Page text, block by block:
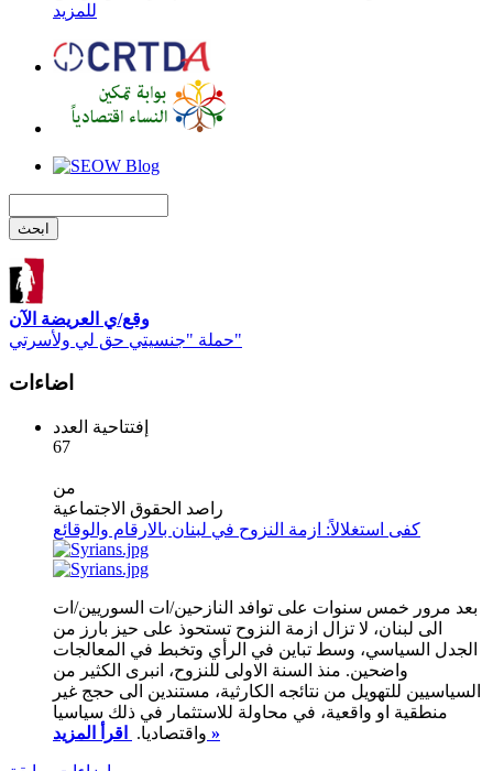
للمزيد
وقع/ي العريضة الآن
حملة "جنسيتي حق لي ولأسرتي"
اضاءات
إفتتاحية العدد
67
من
راصد الحقوق الاجتماعية
كفى استغلالاً: ازمة النزوح في لبنان بالارقام والوقائع
بعد مرور خمس سنوات على توافد النازحين/ات السوريين/ات
الى لبنان، لا تزال ازمة النزوح تستحوذ على حيز بارز من
الجدل السياسي، وسط تباين في الرأي وتخبط في المعالجات
واضحين. منذ السنة الاولى للنزوح، انبرى الكثير من
السياسيين للتهويل من نتائجه الكارثية، مستندين الى حجج غير
منطقية او واقعية، في محاولة للاستثمار في ذلك سياسيا
واقتصاديا. اقرأ المزيد »